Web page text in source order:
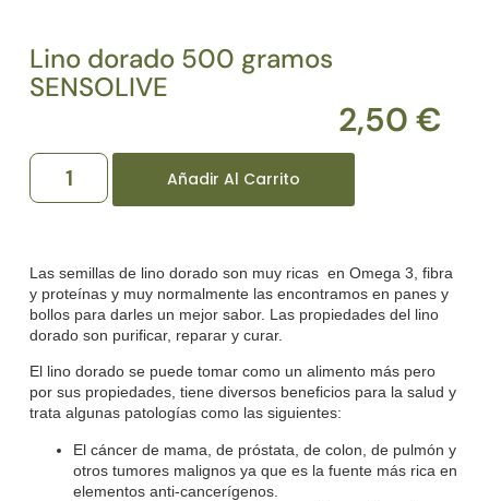
Lino dorado 500 gramos
SENSOLIVE
2,50€
Añadir Al Carrito
Las semillas de lino dorado son muy ricas en Omega 3, fibra
y proteínasy muy normalmente las encontramos en panes y
bollos para darles un mejor sabor. Las propiedades del lino
dorado son purificar, reparar y curar.
El lino dorado se puede tomar como un alimento más pero
por sus propiedades, tiene diversos beneficios para la salud y
trata algunas patologías como las siguientes:
El cáncerde mama, de próstata, de colon, de pulmón y
otros tumores malignos ya que es la fuente más rica en
elementos anti-cancerígenos.